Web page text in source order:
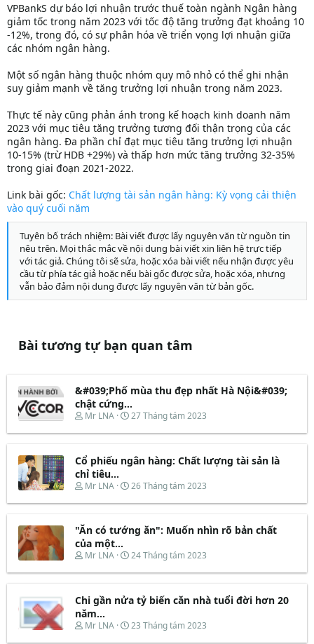
VPBankS dự báo lợi nhuận trước thuế toàn ngành Ngân hàng
giảm tốc trong năm 2023 với tốc độ tăng trưởng đạt khoảng 10
-12%, trong đó, có sự phân hóa về triển vọng lợi nhuận giữa
các nhóm ngân hàng.
Một số ngân hàng thuộc nhóm quy mô nhỏ có thể ghi nhận
suy giảm mạnh về tăng trưởng lợi nhuận trong năm 2023.
Thực tế này cũng phản ánh trong kế hoạch kinh doanh năm
2023 với mục tiêu tăng trưởng tương đối thận trọng của các
ngân hàng. Đa phần chỉ đạt mục tiêu tăng trưởng lợi nhuận
10-15% (trừ HDB +29%) và thấp hơn mức tăng trưởng 32-35%
trong giai đoạn 2021-2022.
Link bài gốc: Chất lượng tài sản ngân hàng: Kỳ vọng cải thiện
vào quý cuối năm
Tuyên bố trách nhiệm: Bài viết được lấy nguyên văn từ nguồn tin
nêu trên. Mọi thắc mắc về nội dung bài viết xin liên hệ trực tiếp
với tác giả. Chúng tôi sẽ sửa, hoặc xóa bài viết nếu nhận được yêu
cầu từ phía tác giả hoặc nếu bài gốc được sửa, hoặc xóa, nhưng
vẫn bảo đảm nội dung được lấy nguyên văn từ bản gốc.
Bài tương tự bạn quan tâm
&#039;Phố mùa thu đẹp nhất Hà Nội&#039;
chật cứng...
T
r
a
d
s
a
t
e
r
Mr LNA
N
à
b
t
ầ
27 Tháng tám 2023
Cổ phiếu ngân hàng: Chất lượng tài sản là
chỉ tiêu...
T
r
a
d
s
a
t
e
r
Mr LNA
N
à
b
t
ầ
26 Tháng tám 2023
"Ăn có tướng ăn": Muốn nhìn rõ bản chất
của một...
T
r
a
d
s
Mr LNA
N
à
b
t
24 Tháng tám 2023
Chi gần nửa tỷ biến căn nhà tuổi đời hơn 20
năm...
T
Mr LNA
N
23 Tháng tám 2023